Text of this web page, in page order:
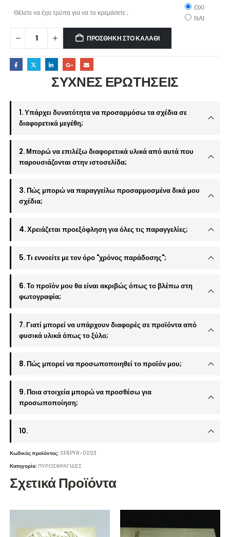
Θέλετε να έχει τρύπα για να το κρεμάσετε ;
ΟΧΙ
ΝΑΙ
ΠΡΟΣΘΉΚΗ ΣΤΟ ΚΑΛΆΘΙ
ΣΥΧΝΕΣ ΕΡΩΤΗΣΕΙΣ
1. Υπάρχει δυνατότητα να προσαρμόσω τα σχέδια σε
διαφορετικά μεγέθη;
2. Μπορώ να επιλέξω διαφορετικά υλικά από αυτά που
παρουσιάζονται στην ιστοσελίδα;
3. Πώς μπορώ να παραγγείλω προσαρμοσμένα δικά μου
σχέδια;
4. Χρειάζεται προεξόφληση για όλες τις παραγγελίες;
5. Τι εννοείτε με τον όρο "χρόνος παράδοσης";
6. Το προϊόν μου θα είναι ακριβώς όπως το βλέπω στη
φωτογραφία;
7. Γιατί μπορεί να υπάρχουν διαφορές σε προϊόντα από
φυσικά υλικά όπως το ξύλο;
8. Πώς μπορεί να προσωποποιηθεί το προϊόν μου;
9. Ποια στοιχεία μπορώ να προσθέσω για
προσωποποίηση;
10.
Κωδικός προϊόντος: SFRPYR-0003
Κατηγορία:ΠΥΡΟΣΦΡΑΓΙΔΕΣ
Σχετικά Προϊόντα